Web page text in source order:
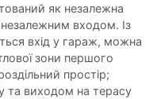
як незалежна
входом. Із
вхід у гараж, можна
зони першого
простір;
та виходом на терасу